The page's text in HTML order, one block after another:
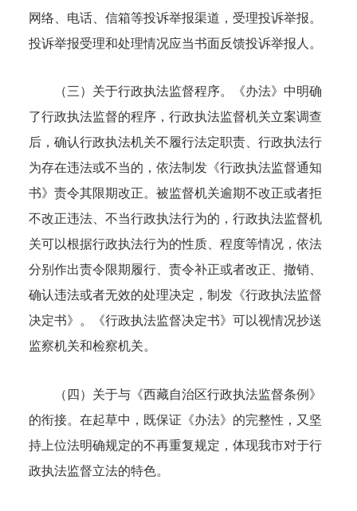
网络、电话、信箱等投诉举报渠道，受理投诉举报。
投诉举报受理和处理情况应当书面反馈投诉举报人。
（三）关于行政执法监督程序。《办法》中明确
了行政执法监督的程序，行政执法监督机关立案调查
后，确认行政执法机关不履行法定职责、行政执法行
为存在违法或不当的，依法制发《行政执法监督通知
书》责令其限期改正。被监督机关逾期不改正或者拒
不改正违法、不当行政执法行为的，行政执法监督机
关可以根据行政执法行为的性质、程度等情况，依法
分别作出责令限期履行、责令补正或者改正、撤销、
确认违法或者无效的处理决定，制发《行政执法监督
决定书》。《行政执法监督决定书》可以视情况抄送
监察机关和检察机关。
（四）关于与《西藏自治区行政执法监督条例》
的衔接。在起草中，既保证《办法》的完整性，又坚
持上位法明确规定的不再重复规定，体现我市对于行
政执法监督立法的特色。